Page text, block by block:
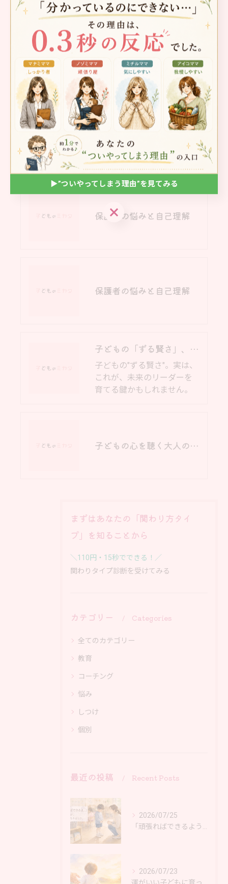
< 前のページ 一覧に戻る 次のページ >
LINEで送る シェア
ポスト
関連記事
保護者の悩みと自己理解
保護者の悩みと自己理解
子どもの「ずる賢さ」、実は未来のリーダーの始まり？
子どもの"ずる賢さ"。実は、
これが、未来のリーダーを
育てる鍵かもしれません。
子どもの心を聴く大人のメンタルサポート｜オンライン子育て相談
まずはあなたの「関わり方タイ
プ」を知ることから
＼110円・15秒でできる！／
関わりタイプ診断を受けてみる
カテゴリー Categories
全てのカテゴリー
教育
コーチング
悩み
しつけ
個別
最近の投稿 Recent Posts
2026/07/25
2026/07/23
▶︎”ついやってしまう理由”を見てみる
▶︎”ついやってしまう理由”を見てみる